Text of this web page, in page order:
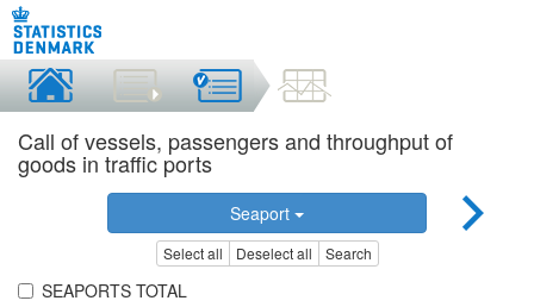
Call of vessels, passengers and throughput of
goods in traffic ports
Seaport
Select all Deselect all Search
SEAPORTS TOTAL